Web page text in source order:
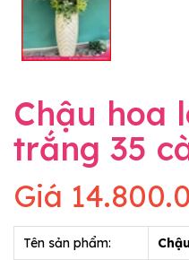
Chậu hoa
trắng 35
Giá
Tên sản phẩm: